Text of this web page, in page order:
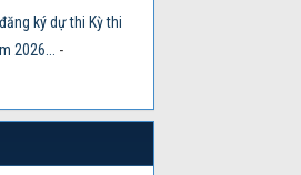
ký dự thi Kỳ thi
2026...
-